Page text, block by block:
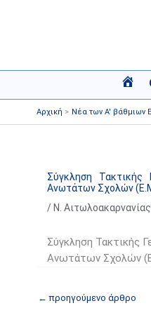
Α
ρ
χ
Αρχική Νέα των Α' βάθμιων
Σύγκληση
Ανωτάτων Σχολών
/ Ν. Αιτωλοακαρνανίας
Σύγκληση Τακτικής
Ανωτάτων Σχολών
← προηγούμενο άρθρο